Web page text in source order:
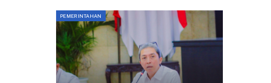
PEMERINTAHAN